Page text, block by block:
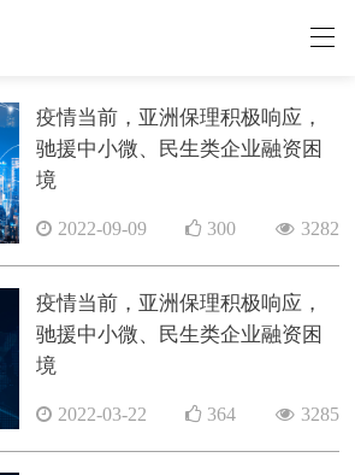
疫情当前，亚洲保理积极响应，
驰援中小微、民生类企业融资困
境
2022-09-09 300 3282
疫情当前，亚洲保理积极响应，
驰援中小微、民生类企业融资困
境
2022-03-22 364 3285